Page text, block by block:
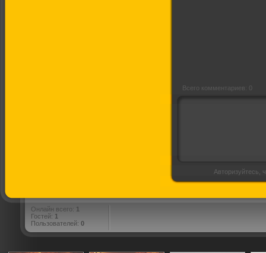
Всего комментариев: 0
Авторизуйтесь,
Онлайн всего: 1
Гостей: 1
Пользователей: 0